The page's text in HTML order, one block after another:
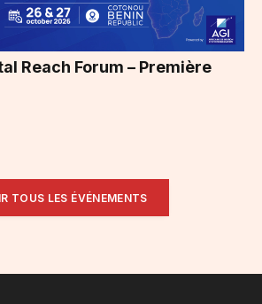
Reach Forum – Première
TOUS LES ÉVÉNEMENTS